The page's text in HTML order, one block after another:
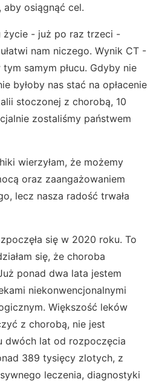
aby osiągnąć cel.
życie - już po raz trzeci -
nam niczego. Wynik CT -
samym płucu. Gdyby nie
byłoby nas stać na opłacenie
stoczonej z chorobą, 10
zostaliśmy państwem
wierzyłam, że możemy
oraz zaangażowaniem
lecz nasza radość trwała
się w 2020 roku. To
się, że choroba
ponad dwa lata jestem
niekonwencjonalnymi
Większość leków
z chorobą, nie jest
dwóch lat od rozpoczęcia
389 tysięcy zlotych, z
leczenia, diagnostyki